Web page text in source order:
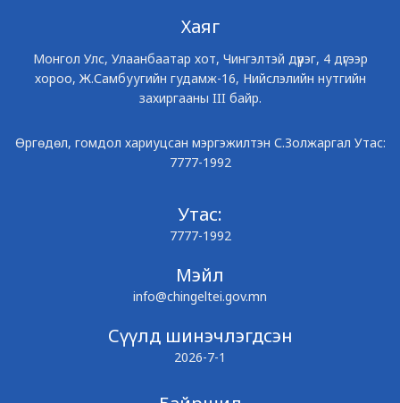
Хаяг
Монгол Улс, Улаанбаатар хот, Чингэлтэй дүүрэг, 4 дүгээр
хороо, Ж.Самбуугийн гудамж-16, Нийслэлийн нутгийн
захиргааны III байр.
Өргөдөл, гомдол хариуцсан мэргэжилтэн С.Золжаргал Утас:
7777-1992
Утас:
7777-1992
Мэйл
info@chingeltei.gov.mn
Сүүлд шинэчлэгдсэн
2026-7-1